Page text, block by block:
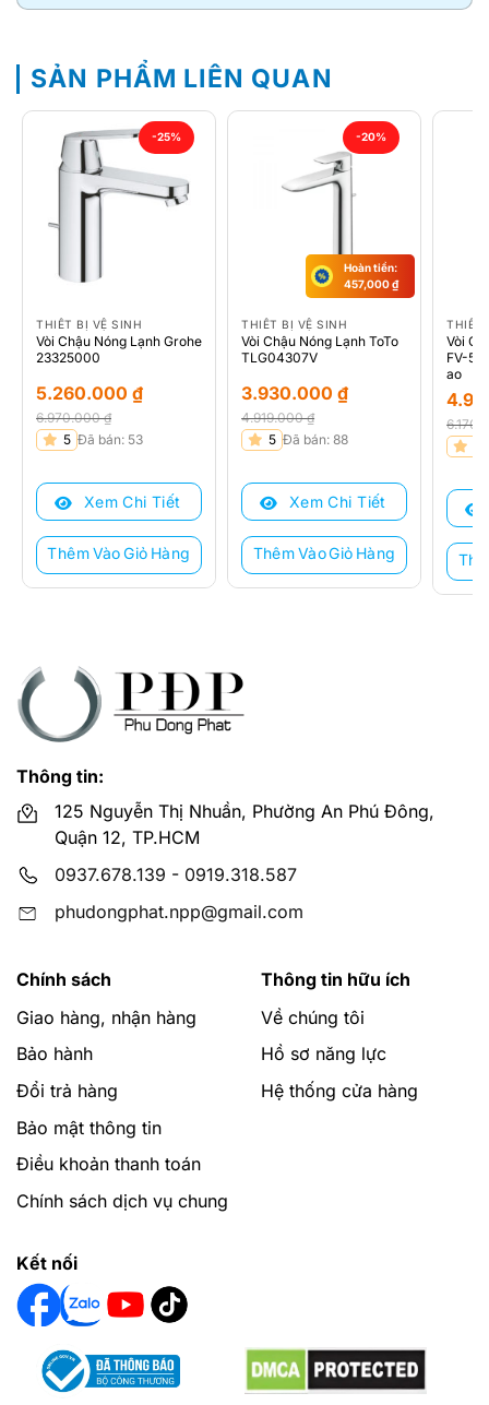
SẢN PHẨM LIÊN QUAN
-25%
THIẾT BỊ VỆ SINH
Vòi Chậu Nóng Lạnh Grohe
23325000
6.970.000₫
Giá
là:
6.970.000 ₫.
5.260.000 ₫
Giá
tại
5.260.000 ₫.
5 Đã bán: 53
Xem Chi Tiết
Thêm Vào Giỏ Hàng
-20%
Hoàn tiền:
457,000₫
THIẾT BỊ VỆ SINH
Vòi Chậu Nóng Lạnh ToTo
TLG04307V
4.919.000₫
Giá
là:
4.919.000 ₫.
3.930.000₫
Giá
tại
3.930.000 ₫.
5 Đã bán: 88
Xem Chi Tiết
Thêm Vào Giỏ Hàng
THIẾT
Vòi
FV-
ao
Giá
là:
Giá
tại
Thông tin:
125 Nguyễn Thị Nhuần, Phường An Phú Đông,
Quận 12, TP.HCM
0937.678.139 - 0919.318.587
phudongphat.npp@gmail.com
Chính sách
Giao hàng, nhận hàng
Bảo hành
Đổi trả hàng
Bảo mật thông tin
Điều khoản thanh toán
Chính sách dịch vụ chung
Thông tin hữu ích
Về chúng tôi
Hồ sơ năng lực
Hệ thống cửa hàng
Kết nối